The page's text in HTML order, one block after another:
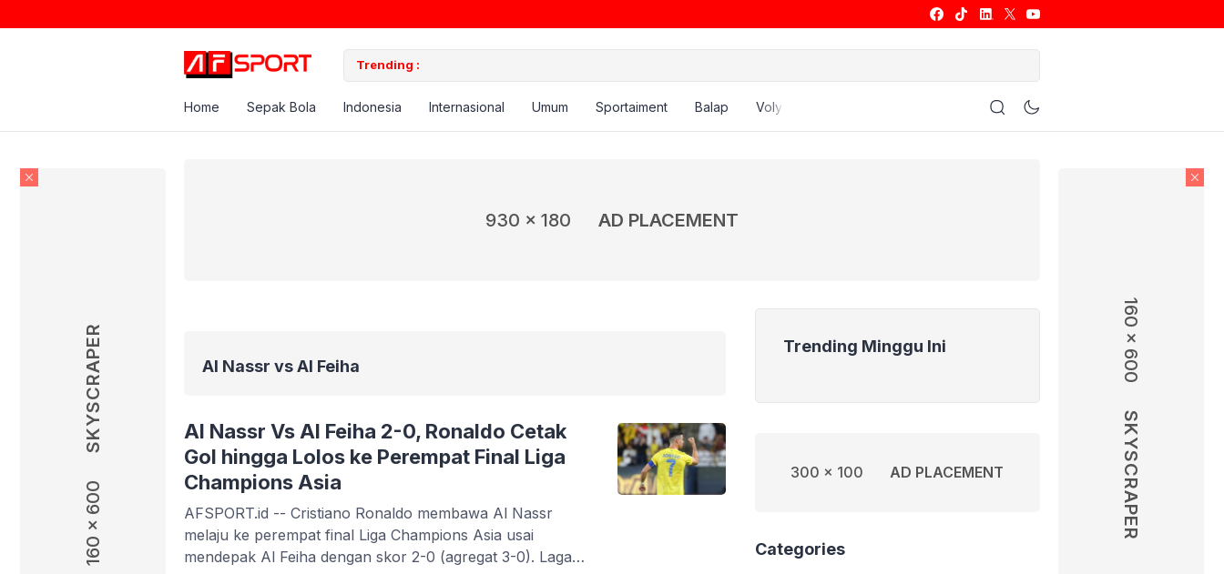
160 x 600
SKYSCRAPER 160 x 600
SKYSCRAPER
Trending :
Home Sepak Bola Indonesia Internasional Umum Sportaiment Balap Voly Allsport
930 x 180 AD PLACEMENT
Al Nassr vs Al Feiha
Al Nassr Vs Al Feiha 2-0, Ronaldo Cetak
Gol hingga Lolos ke Perempat Final Liga
Champions Asia
AFSPORT.id -- Cristiano Ronaldo membawa Al Nassr
melaju ke perempat final Liga Champions Asia usai
mendepak Al Feiha dengan skor 2-0 (agregat 3-0). Laga
Trending Minggu Ini
300 x 100 AD PLACEMENT
Categories